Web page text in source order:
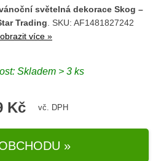
světelná dekorace Skog –
Trading . SKU: AF1481827242
více »
Skladem > 3 ks
Kč vč. DPH
»